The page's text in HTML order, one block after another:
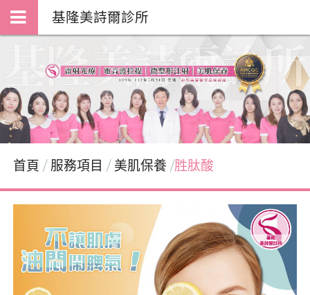
基隆美詩爾診所
首頁 服務項目 美肌保養 胜肽酸